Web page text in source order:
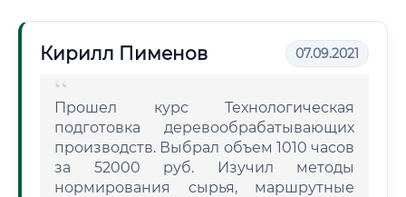
Кирилл Пименов 07.09.2021
Прошел курс Технологическая
подготовка деревообрабатывающих
производств. Выбрал объем 1010 часов
за 52000 руб. Изучил методы
нормирования сырья, маршрутные